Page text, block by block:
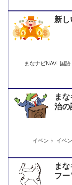
新
まなナビNAVI
国語
ま
治の
イベント イベ
ま
フー